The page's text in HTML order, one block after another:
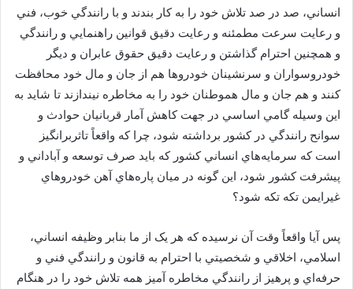
انساني، صد در صد تلاش خود را به کار بندند و با رانندگي خوب، فني
و رعايت سرعت مطمئنه و رعايت دقيق قوانين راهنمايي و رانندگي
و همچنين احترام گذاشتن و رعايت دقيق حقوق عابران و ديگر
خودروسواران و سرنشينان خودروها هم از جان و مال خود محافظت
کنند و هم جان و مال هموطنان خود را به مخاطره نيندازند تا شايد به
اين وسيله گامي اساسي در جهت کاهش آمار قربانيان حوادث و
سوانح رانندگي در کشور برداشته شود، چرا که واقعاً تاثربرانگيز
است که سرمايه‌هاي انساني کشور که بايد صرف توسعه و آباداني و
پيشرفت کشور شود، اين گونه در ميان پاره‌هاي آهن خودروهاي
غيرايمن تکه تکه شود؟
پس آيا واقعاً وقت آن نرسيده که هر يک از ما بنابر وظيفه انساني،
اسلامي، اخلاقي و شخصيتي با احترام به قانون و رانندگي فني و
حرفه‌اي و پرهيز از رانندگي مخاطره آميز همه تلاش خود را در هنگام